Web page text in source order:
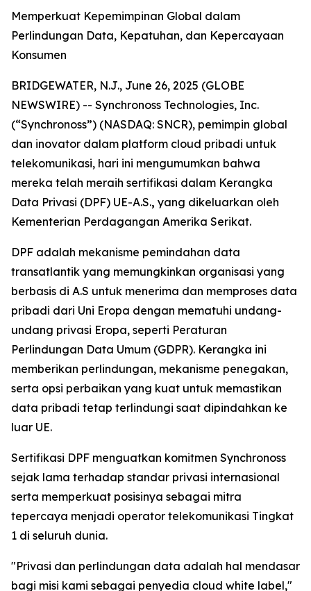
Memperkuat Kepemimpinan Global dalam
Perlindungan Data, Kepatuhan, dan Kepercayaan
Konsumen
BRIDGEWATER, N.J., June 26, 2025 (GLOBE
NEWSWIRE) -- Synchronoss Technologies, Inc.
(“Synchronoss”) (NASDAQ: SNCR), pemimpin global
dan inovator dalam platform cloud pribadi untuk
telekomunikasi, hari ini mengumumkan bahwa
mereka telah meraih sertifikasi dalam Kerangka
Data Privasi (DPF) UE-A.S., yang dikeluarkan oleh
Kementerian Perdagangan Amerika Serikat.
DPF adalah mekanisme pemindahan data
transatlantik yang memungkinkan organisasi yang
berbasis di A.S untuk menerima dan memproses data
pribadi dari Uni Eropa dengan mematuhi undang-
undang privasi Eropa, seperti Peraturan
Perlindungan Data Umum (GDPR). Kerangka ini
memberikan perlindungan, mekanisme penegakan,
serta opsi perbaikan yang kuat untuk memastikan
data pribadi tetap terlindungi saat dipindahkan ke
luar UE.
Sertifikasi DPF menguatkan komitmen Synchronoss
sejak lama terhadap standar privasi internasional
serta memperkuat posisinya sebagai mitra
tepercaya menjadi operator telekomunikasi Tingkat
1 di seluruh dunia.
"Privasi dan perlindungan data adalah hal mendasar
bagi misi kami sebagai penyedia cloud white label,"